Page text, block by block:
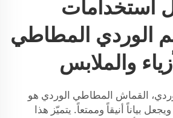
استخدامات
الوردي المطاطي
والملابس
القماش المطاطي الوردي هو
بياناً أنيقاً وممتعاً. يتميّز هذا